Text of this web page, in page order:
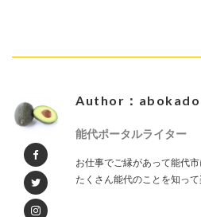
Author：abokado
能代ポータルライター
お仕事でご縁があって能代
たくさん能代のことを知って